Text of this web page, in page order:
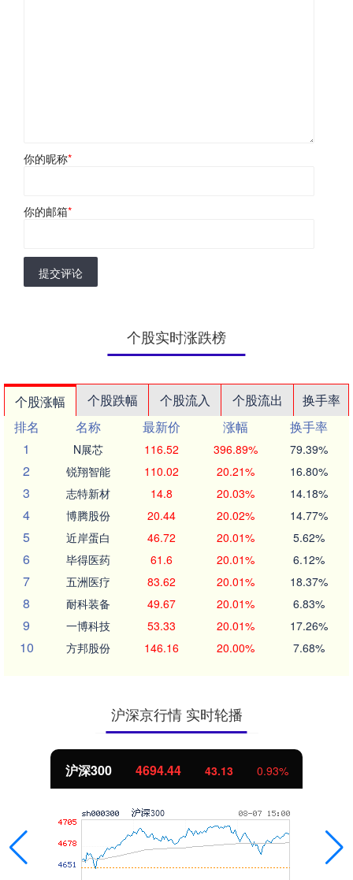
你的昵称*
你的邮箱*
提交评论
个股实时涨跌榜
个股涨幅 个股跌幅 个股流入 个股流出
换手率
排名
名称 最新价 涨幅
换手率
1
N展芯 116.52 396.89% 79.39%
2 锐翔智能 110.02 20.21% 16.80%
3 志特新材 14.8 20.03% 14.18%
4 博腾股份 20.44 20.02% 14.77%
5 近岸蛋白 46.72 20.01% 5.62%
6 毕得医药 61.6 20.01% 6.12%
7 五洲医疗 83.62 20.01% 18.37%
8 耐科装备 49.67 20.01% 6.83%
9 一博科技 53.33 20.01% 17.26%
10 方邦股份 146.16 20.00% 7.68%
沪深京行情 实时轮播
沪深300 4694.44 43.13 0.93%